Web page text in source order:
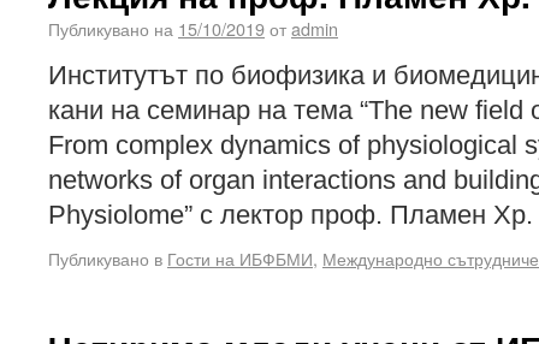
Публикувано на 15/10/2019отadmin
Институтът по биофизика и
кани на семинар на тема “The new field
From complex dynamics of physiological
networks of organ interactions and
Physiolome” с лектор проф. Пламен
Публикувано в Гости на ИБФБМИ, Международно